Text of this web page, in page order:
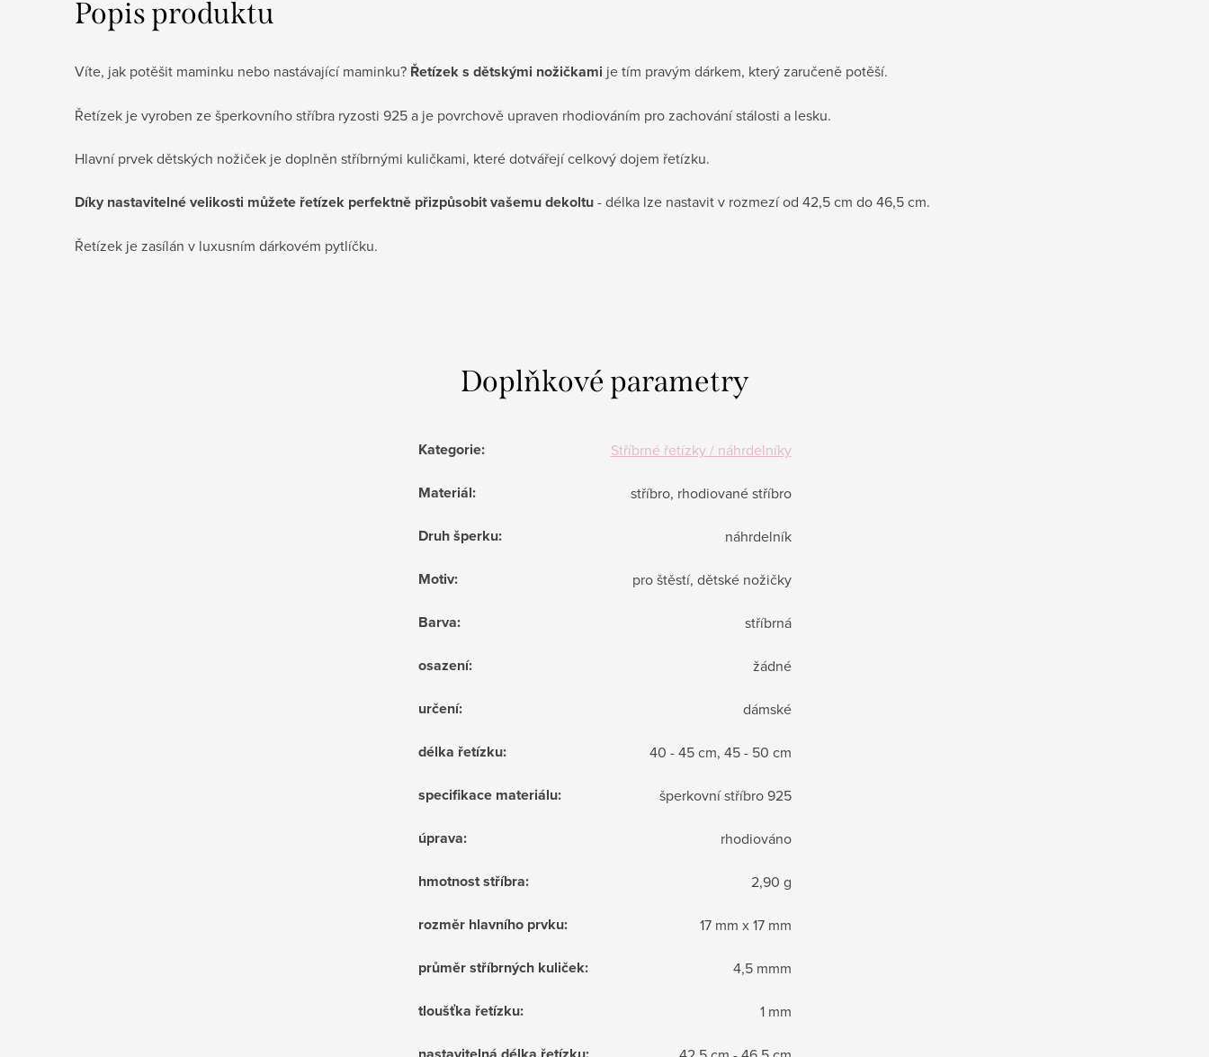
Popis produktu
Víte, jak potěšit maminku nebo nastávající maminku? Řetízek s dětskými nožičkami je tím pravým dárkem, který zaručeně potěší.
Řetízek je vyroben ze šperkovního stříbra ryzosti 925 a je povrchově upraven rhodiováním pro zachování stálosti a lesku.
Hlavní prvek dětských nožiček je doplněn stříbrnými kuličkami, které dotvářejí celkový dojem řetízku.
Díky nastavitelné velikosti můžete řetízek perfektně přizpůsobit vašemu dekoltu- délka lze nastavit v rozmezí od 42,5 cm do 46,5 cm.
Řetízek je zasílán v luxusním dárkovém pytlíčku.
Doplňkové parametry
Kategorie: Stříbrné řetízky / náhrdelníky
Materiál: stříbro, rhodiované stříbro
Druh šperku: náhrdelník
Motiv: pro štěstí, dětské nožičky
Barva: stříbrná
osazení: žádné
určení: dámské
délka řetízku: 40 - 45 cm, 45 - 50 cm
specifikace materiálu: šperkovní stříbro 925
úprava: rhodiováno
hmotnost stříbra: 2,90 g
rozměr hlavního prvku: 17 mm x 17 mm
průměr stříbrných kuliček: 4,5 mmm
tloušťka řetízku: 1 mm